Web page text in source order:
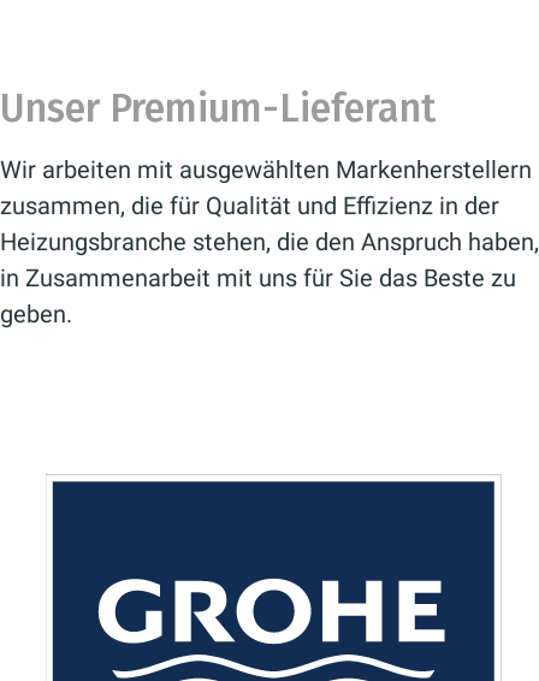
Unser Premium-Lieferant
Wir arbeiten mit ausgewählten Markenherstellern
zusammen, die für Qualität und Effizienz in der
Heizungsbranche stehen, die den Anspruch haben,
in Zusammenarbeit mit uns für Sie das Beste zu
geben.